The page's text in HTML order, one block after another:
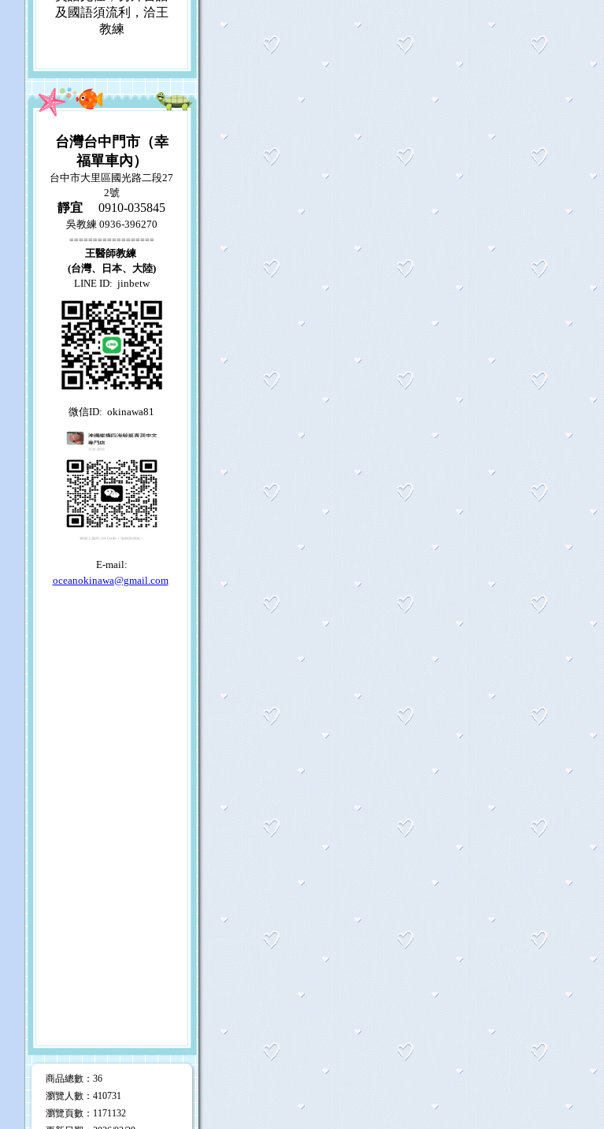
及國語須流利，洽王
教練
台灣台中門市（幸
福單車內）
台中市大里區國光路二段27
2號
靜宜 0910-035845
吳教練 0936-396270
==================
王醫師教練
(台灣、日本、大陸)
LINE ID: jinbetw
微信ID: okinawa81
E-mail:
oceanokinawa@gmail.com
商品總數 ：36
瀏覽人數 ： 410731
瀏覽頁數 ： 1171132